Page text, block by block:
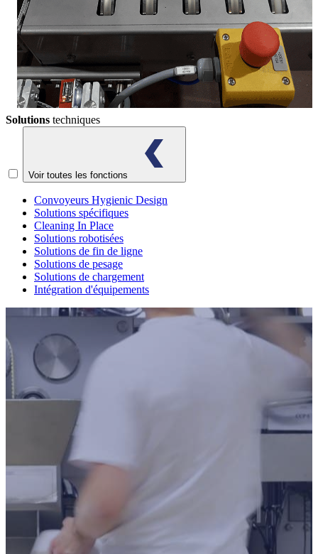
Solutions techniques
Voir toutes les fonctions
Convoyeurs Hygienic Design
Solutions spécifiques
Cleaning In Place
Solutions robotisées
Solutions de fin de ligne
Solutions de pesage
Solutions de chargement
Intégration d'équipements